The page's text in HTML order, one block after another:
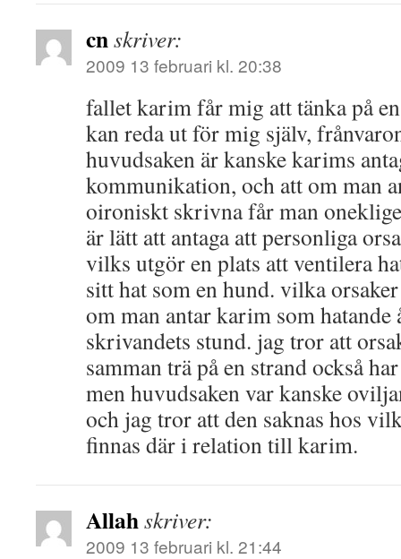
cnskriver:
2009 13 februari kl. 20:38
fallet karim får mig att tänka på
kan reda ut för mig själv,
huvudsaken är kanske karims
kommunikation, och att om man
oironiskt skrivna får man
är lätt att antaga att personliga
vilks utgör en plats att ventilera
sitt hat som en hund. vilka
om man antar karim som hatande
skrivandets stund. jag tror att
samman trä på en strand också
men huvudsaken var kanske
och jag tror att den saknas hos
finnas där i relation till karim.
Allahskriver:
2009 13 februari kl. 21:44